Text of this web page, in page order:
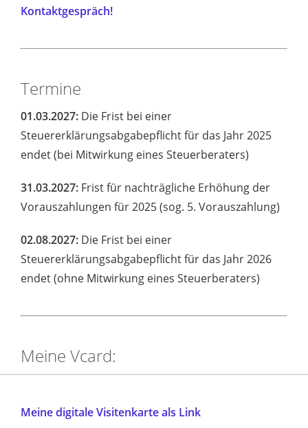
Kontaktgespräch!
Termine
01.03.2027: Die Frist bei einer
Steuererklärungsabgabepflicht für das Jahr 2025
endet (bei Mitwirkung eines Steuerberaters)
31.03.2027: Frist für nachträgliche Erhöhung der
Vorauszahlungen für 2025 (sog. 5. Vorauszahlung)
02.08.2027: Die Frist bei einer
Steuererklärungsabgabepflicht für das Jahr 2026
endet (ohne Mitwirkung eines Steuerberaters)
Meine Vcard:
Meine digitale Visitenkarte als Link